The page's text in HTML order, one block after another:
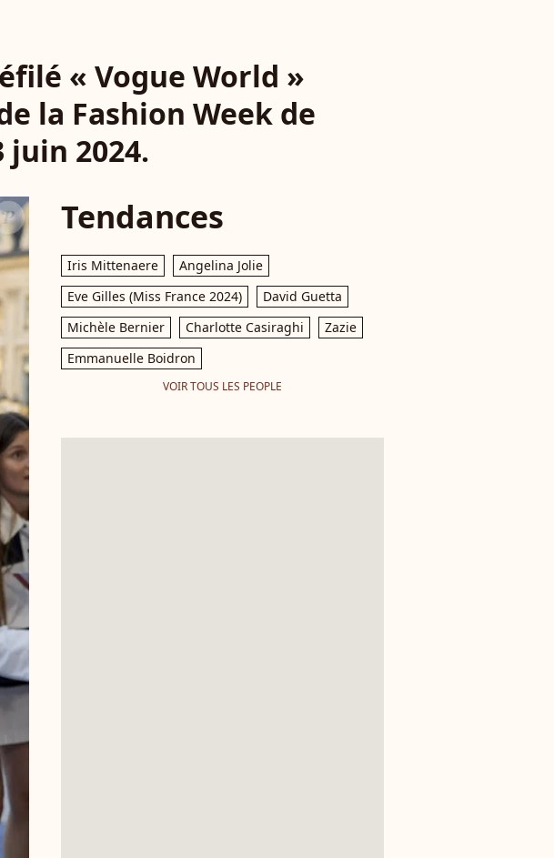
« Vogue World »
la Fashion Week de
juin 2024.
Tendances
Iris Mittenaere
Angelina Jolie
Eve Gilles (Miss France 2024)
David Guetta
Michèle Bernier
Charlotte Casiraghi
Zazie
Emmanuelle Boidron
VOIR TOUS LES PEOPLE